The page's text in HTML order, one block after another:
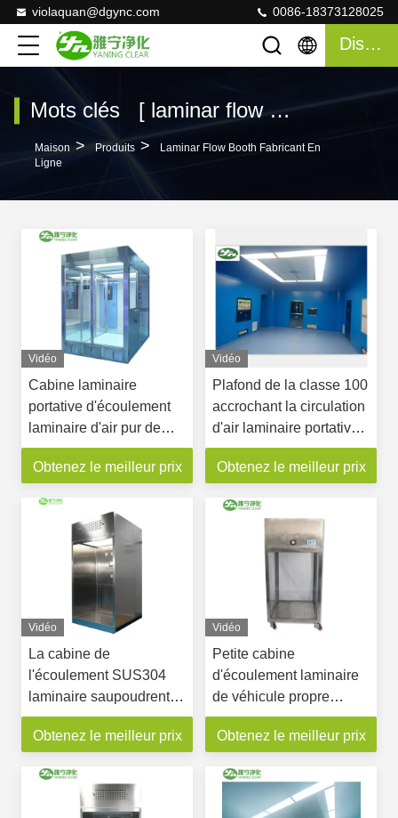
violaquan@dgync.com 0086-18373128025
Discuter
Mots clés [ laminar flow booth ] Correspondre 120 produits
Maison > Produits >
Laminar Flow Booth Fabricant En
Ligne
Vidéo
Cabine laminaire
portative d'écoulement
laminaire d'air pur de
pièce propre pour
industriel
Obtenez le meilleur prix
Vidéo
Plafond de la classe 100
accrochant la circulation
d'air laminaire portative
de cabine d'écoulement
laminaire pour la salle
Obtenez le meilleur prix
Vidéo
La cabine de
l'écoulement SUS304
laminaire saupoudrent la
pression négative de
distribution 0.65m/s
Obtenez le meilleur prix
Vidéo
Petite cabine
d'écoulement laminaire
de véhicule propre
portatif
d'échantillonnage pour
Obtenez le meilleur prix